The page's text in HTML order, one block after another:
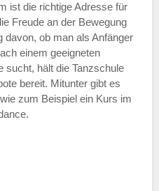
ist die richtige Adresse für
Freude an der Bewegung
davon, ob man als Anfänger
einem geeigneten
sucht, hält die Tanzschule
bereit. Mitunter gibt es
zum Beispiel ein Kurs im